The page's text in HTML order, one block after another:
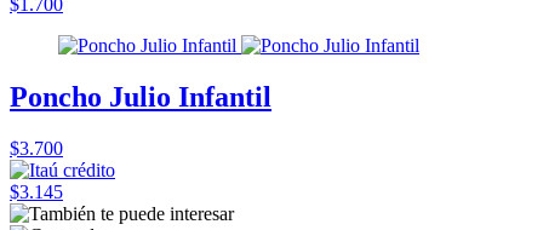
$1.700
Poncho Julio Infantil
$3.700
$3.145